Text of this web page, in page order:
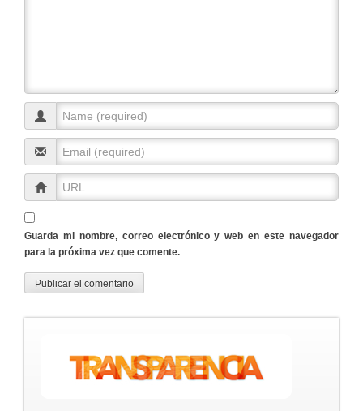
Guarda mi nombre, correo electrónico y web en este navegador
para la próxima vez que comente.